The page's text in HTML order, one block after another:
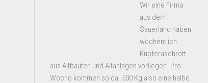
Wir eine Firma
aus dem
Sauerland haben
wöchentlich
Kupferaschrott
aus Altbauten und Altanlagen vorliegen. Pro
Woche kommen so ca. 500 Kg also eine halbe